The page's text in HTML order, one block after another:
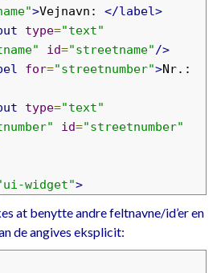
>Vejnavn: </label>
type="text"
id="streetname"/>
for="streetnumber">
type="text"
id="streetnumber"
widget">
Postnummer:
</label>
type
"text"
at benytte andre feltnavne/id’er en
de angives eksplicit: